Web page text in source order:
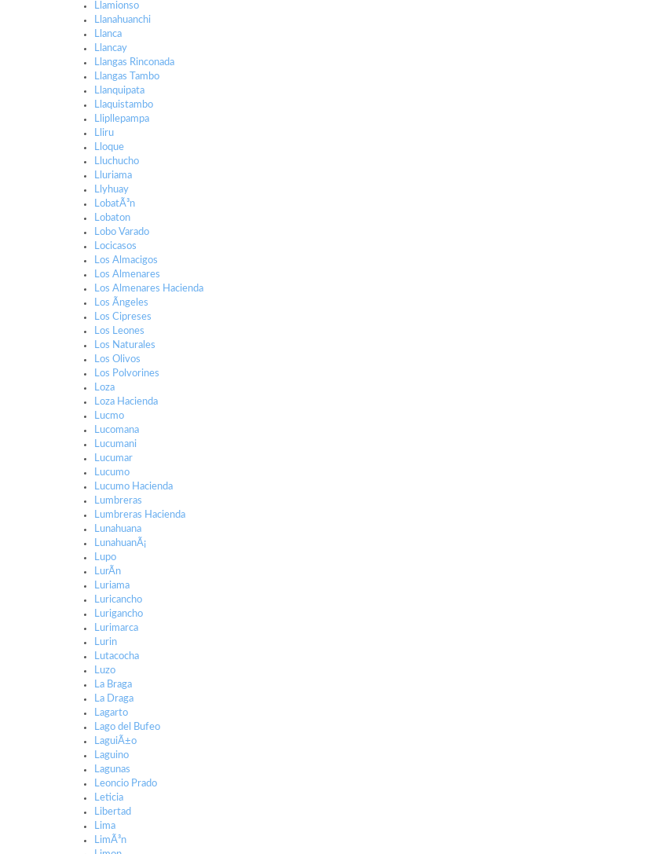
Llamionso
Llanahuanchi
Llanca
Llancay
Llangas Rinconada
Llangas Tambo
Llanquipata
Llaquistambo
Llipllepampa
Lliru
Lloque
Lluchucho
Lluriama
Llyhuay
LobatÃ³n
Lobaton
Lobo Varado
Locicasos
Los Almacigos
Los Almenares
Los Almenares Hacienda
Los Ãngeles
Los Cipreses
Los Leones
Los Naturales
Los Olivos
Los Polvorines
Loza
Loza Hacienda
Lucmo
Lucomana
Lucumani
Lucumar
Lucumo
Lucumo Hacienda
Lumbreras
Lumbreras Hacienda
Lunahuana
LunahuanÃ¡
Lupo
LurÃ­n
Luriama
Luricancho
Lurigancho
Lurimarca
Lurin
Lutacocha
Luzo
La Braga
La Draga
Lagarto
Lago del Bufeo
LaguiÃ±o
Laguino
Lagunas
Leoncio Prado
Leticia
Libertad
Lima
LimÃ³n